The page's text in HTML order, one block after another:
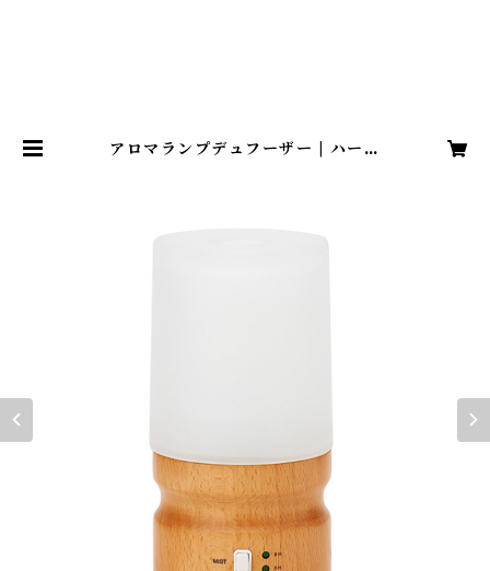
アロマランプデュフーザー | ハーブ